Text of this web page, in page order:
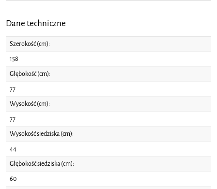
Dane techniczne
Szerokość (cm):
158
Głębokość (cm):
77
Wysokość (cm):
77
Wysokość siedziska (cm):
44
Głębokość siedziska (cm):
60